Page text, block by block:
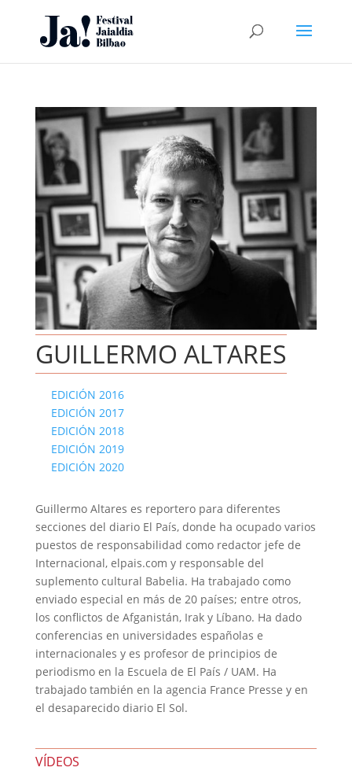
GUILLERMO ALTARES
EDICIÓN 2016
EDICIÓN 2017
EDICIÓN 2018
EDICIÓN 2019
EDICIÓN 2020
Guillermo Altares es reportero para diferentes
secciones del diario El País, donde ha ocupado varios
puestos de responsabilidad como redactor jefe de
Internacional, elpais.com y responsable del
suplemento cultural Babelia. Ha trabajado como
enviado especial en más de 20 países; entre otros,
los conflictos de Afganistán, Irak y Líbano. Ha dado
conferencias en universidades españolas e
internacionales y es profesor de principios de
periodismo en la Escuela de El País / UAM. Ha
trabajado también en la agencia France Presse y en
el desaparecido diario El Sol.
VÍDEOS